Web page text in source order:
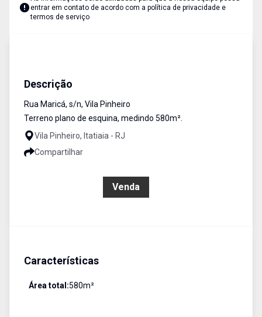
entrar em contato de acordo com a política de privacidade e
termos de serviço
Descrição
Rua Maricá, s/n, Vila Pinheiro
Terreno plano de esquina, medindo 580m².
Vila Pinheiro, Itatiaia - RJ
Compartilhar
Venda
Características
Área total:580m²